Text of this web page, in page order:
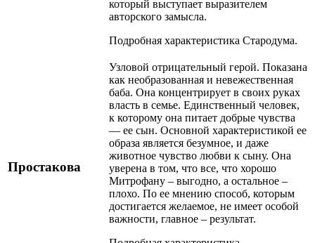
который выступает выразителем
авторского замысла.
Подробная характеристика Стародума.
Простакова
Узловой отрицательный герой. Показана
как необразованная и невежественная
баба. Она концентрирует в своих руках
власть в семье. Единственный человек,
к которому она питает добрые чувства
— ее сын. Основной характеристикой ее
образа является безумное, и даже
животное чувство любви к сыну. Она
уверена в том, что все, что хорошо
Митрофану – выгодно, а остальное –
плохо. По ее мнению способ, которым
достигается желаемое, не имеет особой
важности, главное – результат.